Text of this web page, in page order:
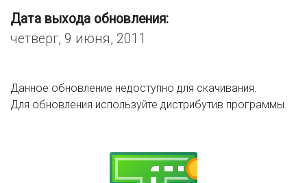
Дата выхода обновления:
четверг, 9 июня, 2011
Данное обновление недоступно для скачивания.
Для обновления используйте дистрибутив программы.